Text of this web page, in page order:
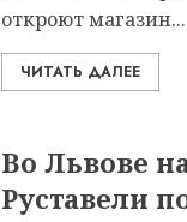
откроют магазин...
ЧИТАТЬ ДАЛЕЕ
Во Львове
Руставели